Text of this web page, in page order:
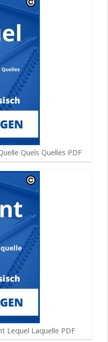
Quels Quelles PDF
Lequel Laquelle PDF